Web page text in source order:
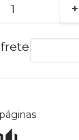
+